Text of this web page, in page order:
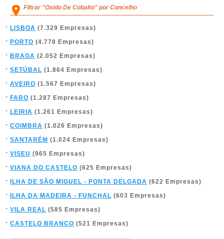
Filtrar "Oxido De Cobalto" por Concelho
LISBOA (7.329 Empresas)
PORTO (4.778 Empresas)
BRAGA (2.052 Empresas)
SETÚBAL (1.864 Empresas)
AVEIRO (1.567 Empresas)
FARO (1.287 Empresas)
LEIRIA (1.261 Empresas)
COIMBRA (1.026 Empresas)
SANTARÉM (1.024 Empresas)
VISEU (965 Empresas)
VIANA DO CASTELO (625 Empresas)
ILHA DE SÃO MIGUEL - PONTA DELGADA (622 Empresas)
ILHA DA MADEIRA - FUNCHAL (603 Empresas)
VILA REAL (585 Empresas)
CASTELO BRANCO (521 Empresas)